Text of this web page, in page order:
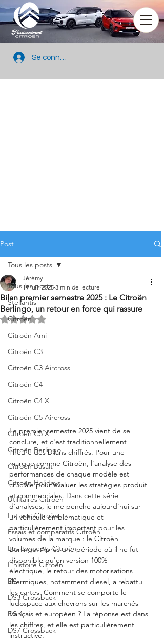
Se connecter
Post
Tous les posts
Stellantis
Citroën
Citroën Ami
Citroën C3
Citroën C3 Aircross
Citroën C4
Citroën C4 X
Citroën C5 Aircross
Citroën C5 X
Citroën Berlingo
Citroën Basalt
Citroën Holidays
Utilitaires Citroën
Futures Citroën
Essais et comparatifs Citroën
Les concepts Citroën
L'histoire Citroën
DS
DS3 Crossback
DS 4
DS7 Crossback
Tous les posts
Bilan premier semestre 2025 : Le Citroën
Berlingo, un retour en force qui rassure
Jérémy
19 juil. 2025 3 min de lecture
Noté NaN étoiles sur 5.
Le premier semestre 2025 vient de se
conclure, et c'est traditionnellement
l'heure des bilans chiffrés. Pour une
marque comme Citroën, l'analyse des
performances de chaque modèle est
cruciale pour évaluer les stratégies produit
et commerciales. Dans cette série
d'analyses, je me penche aujourd'hui sur
un véhicule emblématique et
particulièrement important pour les
volumes de la marque : le Citroën
Berlingo. Après une période où il ne fut
disponible qu'en version 100%
électrique, le retour des motorisations
thermiques, notamment diesel, a rebattu
les cartes. Comment se comporte le
ludospace aux chevrons sur les marchés
français et européen ? La réponse est dans
les chiffres, et elle est particulièrement
instructive.